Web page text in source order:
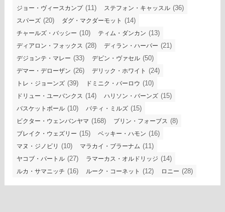
ジョー・ヴィースカンプ(11) ステフォン・キャッスル (36)
スパーズ (20) ダグ・マクダーモット (14)
チャールズ・バッシー (10) ティム・ダンカン (13)
ディアロン・フォックス (28) ディラン・ハーパー (21)
デジョンテ・マレー (33) デビン・ヴァセル (50)
デマー・デローザン (26) デリック・ホワイト (24)
トレ・ジョーンズ (39) ドミニク・バーロウ (10)
ドリュー・ユーバンクス (14) ハリソン・バーンズ (15)
バスケットボール (10) パティ・ミルズ (15)
ビクター・ウェンバンヤマ (168) ブリン・フォーブス (8)
ブレイク・ウェズリー (15) ベッキー・ハモン (16)
マヌ・ジノビリ (10) マラカイ・ブラーナム (11)
ヤコブ・パートル (27) ラマーカス・オルドリッジ (14)
ルカ・サマニッチ (16) ルーク・コーネット (12) ロニー (28)